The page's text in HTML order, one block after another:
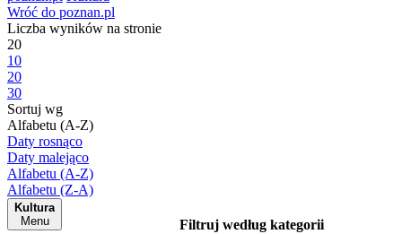
Wróć do poznan.pl
Liczba wyników na stronie
20
10
20
30
Sortuj wg
Alfabetu (A-Z)
Daty rosnąco
Daty malejąco
Alfabetu (A-Z)
Alfabetu (Z-A)
Kultura
Menu
Filtruj według kategorii